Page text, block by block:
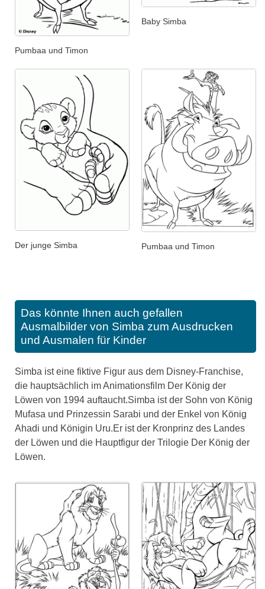
Pumbaa und Timon
Baby Simba
Der junge Simba Pumbaa und Timon
Das könnte Ihnen auch gefallen
Ausmalbilder von Simba zum Ausdrucken
und Ausmalen für Kinder
Simba ist eine fiktive Figur aus dem Disney-Franchise,
die hauptsächlich im Animationsfilm Der König der
Löwen von 1994 auftaucht.Simba ist der Sohn von König
Mufasa und Prinzessin Sarabi und der Enkel von König
Ahadi und Königin Uru.Er ist der Kronprinz des Landes
der Löwen und die Hauptfigur der Trilogie Der König der
Löwen.